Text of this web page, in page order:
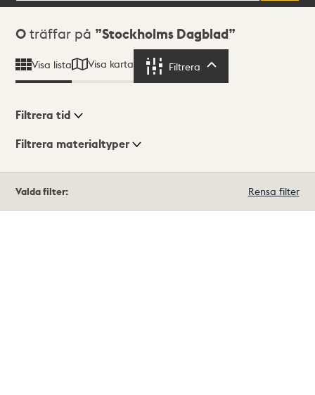
Sökresultat
0 träffar på Stockholms Dagblad
Visa lista Visa karta Filtrera
Visningsläge
Filtrera tid
Filtrera materialtyper
träffar
Valda filter: Rensa filter